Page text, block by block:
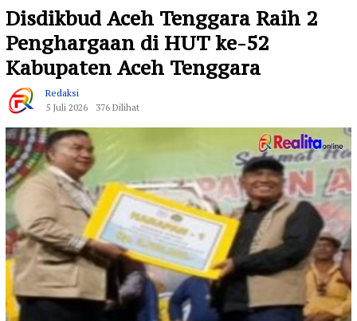
Disdikbud Aceh Tenggara Raih 2
Penghargaan di HUT ke-52
Kabupaten Aceh Tenggara
Redaksi
5 Juli 2026
376 Dilihat